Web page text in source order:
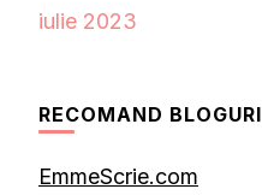
iulie 2023
RECOMAND BLOGURI
EmmeScrie.com